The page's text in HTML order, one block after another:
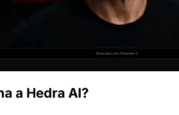
a Hedra AI?